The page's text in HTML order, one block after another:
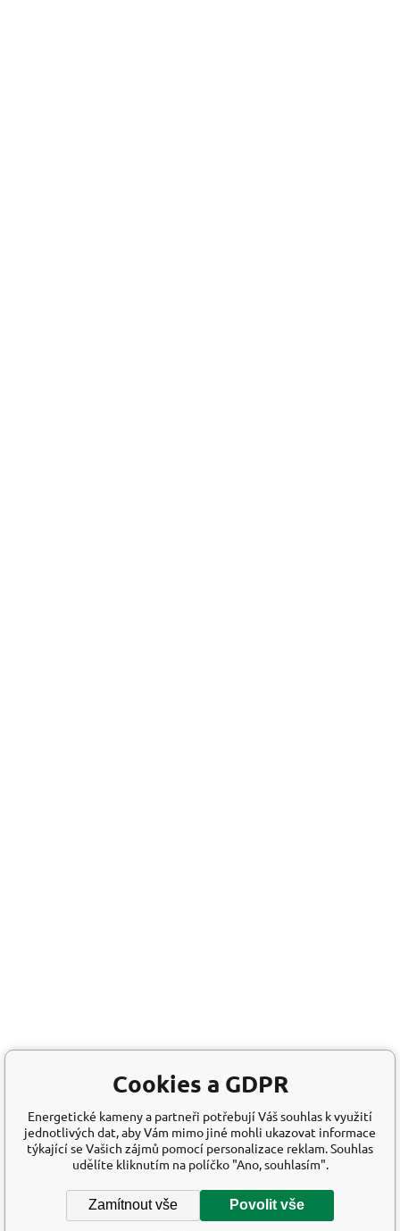
Cookies a GDPR
Energetické kameny a partneři potřebují Váš souhlas k využití
jednotlivých dat, aby Vám mimo jiné mohli ukazovat informace
týkající se Vašich zájmů pomocí personalizace reklam. Souhlas
udělíte kliknutím na políčko "Ano, souhlasím".
Zamítnout vše Povolit vše